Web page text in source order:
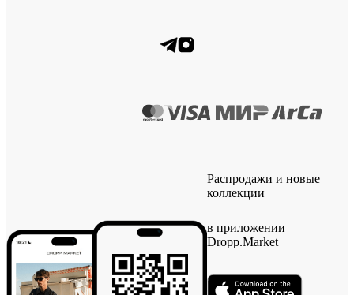
Распродажи и новые
коллекции
в приложении
Dropp.Market